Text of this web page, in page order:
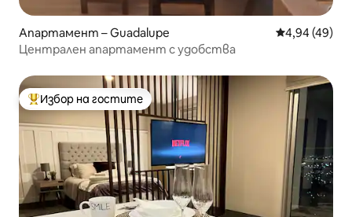
Апартамент – Guadalupe Средна
4,94 (49)
Централен апартамент с удобства
Най-популярен избор на гостите
Избор на гостите